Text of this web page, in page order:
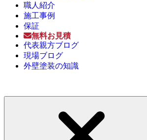
職人紹介
施工事例
保証
無料お見積
代表親方ブログ
現場ブログ
外壁塗装の知識